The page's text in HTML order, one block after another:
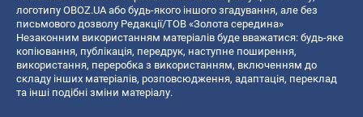
логотипу OBOZ.UA або будь-якого іншого згадування, але без
письмового дозволу Редакції/ТОВ «Золота середина»
Незаконним використанням матеріалів буде вважатися: будь-яке
копiювання, публiкацiя, передрук, наступне поширення,
використання, переробка з використанням, включенням до
складу інших матеріалів, розповсюдження, адаптація, переклад
та інші подібні зміни матеріалу.